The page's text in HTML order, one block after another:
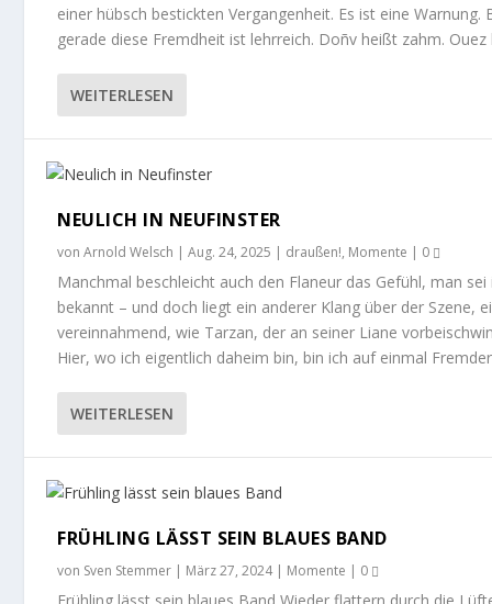
einer hübsch bestickten Vergangenheit. Es ist eine
gerade diese Fremdheit ist lehrreich. Doñv heißt zahm. Ouez
WEITERLESEN
NEULICH IN NEUFINSTER
vonArnold Welsch |Aug. 24, 2025 | draußen!, Momente | 0
Manchmal beschleicht auch den Flaneur das Gefühl, man
bekannt – und doch liegt ein anderer Klang über der Szene,
vereinnahmend, wie Tarzan, der an seiner Liane
Hier, wo ich eigentlich daheim bin, bin ich auf einmal
WEITERLESEN
FRÜHLING LÄSST SEIN BLAUES BAND
von Sven Stemmer | März 27, 2024| Momente | 0